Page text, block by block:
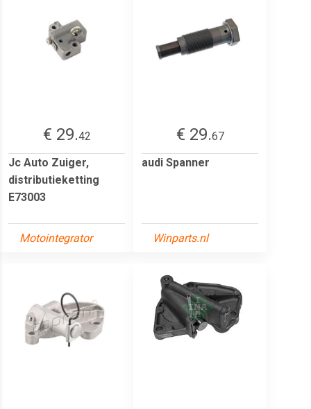
€ 29.42
Jc Auto Zuiger,
distributieketting
E73003
Motointegrator
€ 29.67
audi Spanner
Winparts.nl